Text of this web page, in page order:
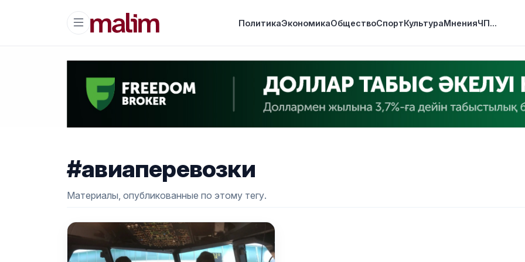
ПолитикаЭкономикаОбществоСпортКультураМненияЧП...
#авиаперевозки
Материалы, опубликованные по этому тегу.